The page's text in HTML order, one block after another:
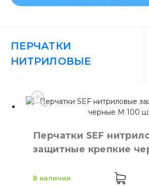
ПЕРЧАТКИ
НИТРИЛОВЫЕ
Перчатки SEF
защитные крепкие
в наличии